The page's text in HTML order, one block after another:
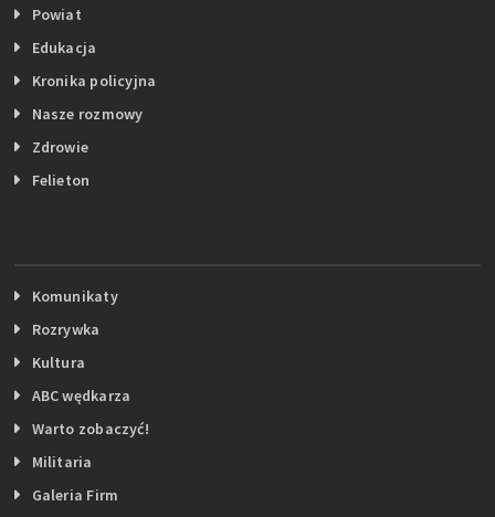
Powiat
Edukacja
Kronika policyjna
Nasze rozmowy
Zdrowie
Felieton
Komunikaty
Rozrywka
Kultura
ABC wędkarza
Warto zobaczyć!
Militaria
Galeria Firm